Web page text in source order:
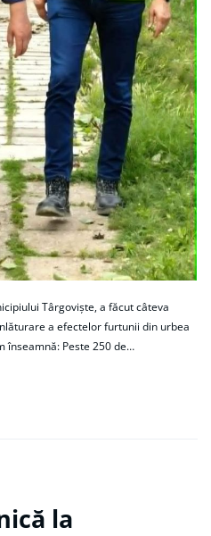
Târgoviște, a făcut câteva
a efectelor furtunii din urbea
înseamnă: Peste 250 de…
la